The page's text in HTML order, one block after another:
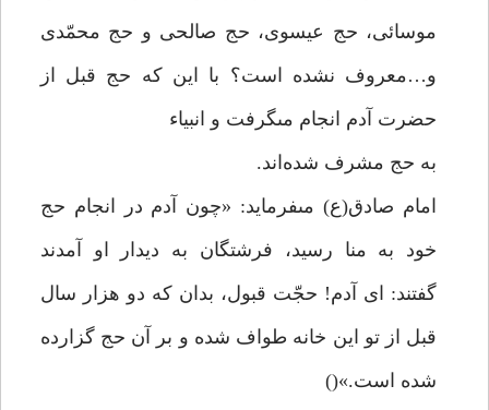
موسائى، حج عيسوى، حج صالحى و حج محمّدى
و…معروف نشده است؟ با اين كه حج قبل از
حضرت آدم انجام مىگرفت و انبياء
به حج مشرف شده‌اند.
امام صادق(ع) مىفرمايد: «چون آدم در انجام حج
خود به منا رسيد، فرشتگان به ديدار او آمدند
گفتند: اى آدم! حجّت قبول، بدان كه دو هزار سال
قبل از تو اين خانه طواف شده و بر آن حج گزارده
شده است.»()